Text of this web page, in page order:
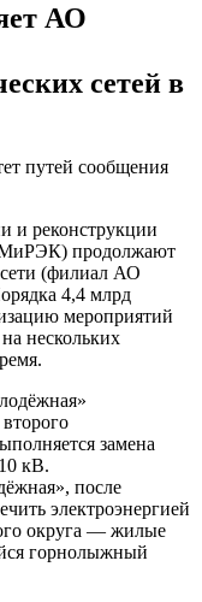
АО
сетей в
путей сообщения
и реконструкции
(МиРЭК) продолжают
(филиал АО
4,4 млрд
мероприятий
нескольких
замена
кВ.
после
электроэнергией
округа — жилые
горнолыжный